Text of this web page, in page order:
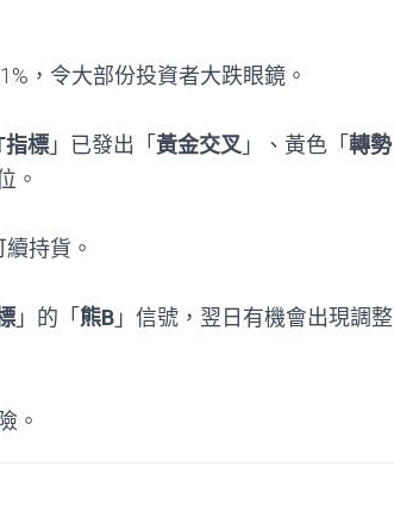
，令大部份投資者大跌眼鏡。
指標 」已發出「 黃金交叉 」、黃色「 轉勢
。
持貨。
」的「 熊B 」信號，翌日有機會出現調整
。